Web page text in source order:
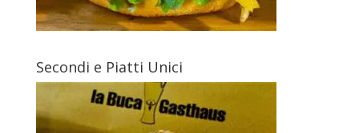
Secondi e Piatti Unici